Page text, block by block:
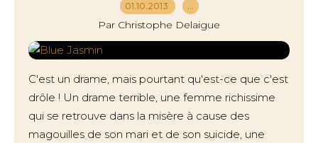
01.10.2013 …
Par Christophe Delaigue
C'est un drame, mais pourtant qu'est-ce que c'est
drôle ! Un drame terrible, une femme richissime
qui se retrouve dans la misère à cause des
magouilles de son mari et de son suicide, une